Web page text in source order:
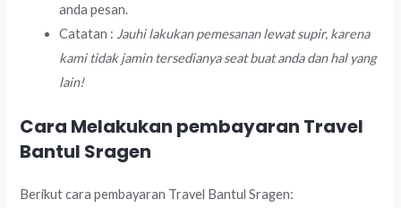
anda pesan.
Catatan : Jauhi lakukan pemesanan lewat supir, karena
kami tidak jamin tersedianya seat buat anda dan hal yang
lain!
Cara Melakukan pembayaran Travel
Bantul Sragen
Berikut cara pembayaran Travel Bantul Sragen: